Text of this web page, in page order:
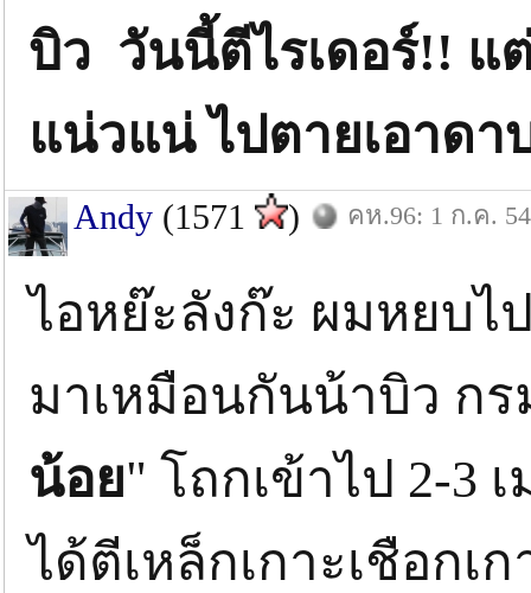
บิว วันนี้ตีไรเดอร์!! แ
แน่วแน่ ไปตายเอาด
Andy (1571 ) คห.96: 1 ก.ค. 54
ไอหย๊ะลังก๊ะ ผมหยบไ
มาเหมือนกันน้าบิว กร
น้อย" โถกเข้าไป 2-3
ได้ตีเหล็กเกาะเชือกเ